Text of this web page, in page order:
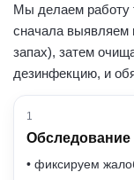
Мы делаем работу
сначала выявляем
запах), затем
дезинфекцию, и
1
• фиксируем